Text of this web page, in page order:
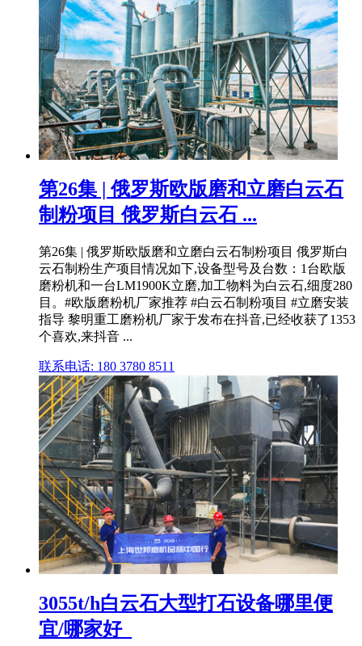
第26集 | 俄罗斯欧版磨和立磨白云石
制粉项目 俄罗斯白云石 ...
第26集 | 俄罗斯欧版磨和立磨白云石制粉项目 俄罗斯白
云石制粉生产项目情况如下,设备型号及台数：1台欧版
磨粉机和一台LM1900K立磨,加工物料为白云石,细度280
目。#欧版磨粉机厂家推荐 #白云石制粉项目 #立磨安装
指导 黎明重工磨粉机厂家于发布在抖音,已经收获了1353
个喜欢,来抖音 ...
联系电话: 180 3780 8511
3055t/h白云石大型打石设备哪里便
宜/哪家好_